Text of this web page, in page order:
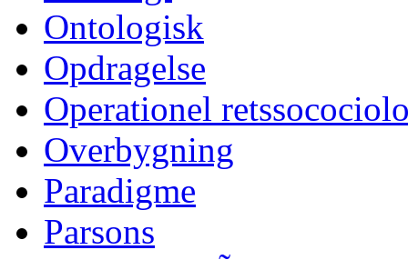
Ontologisk
Opdragelse
Operationel
Overbygning
Paradigme
Parsons